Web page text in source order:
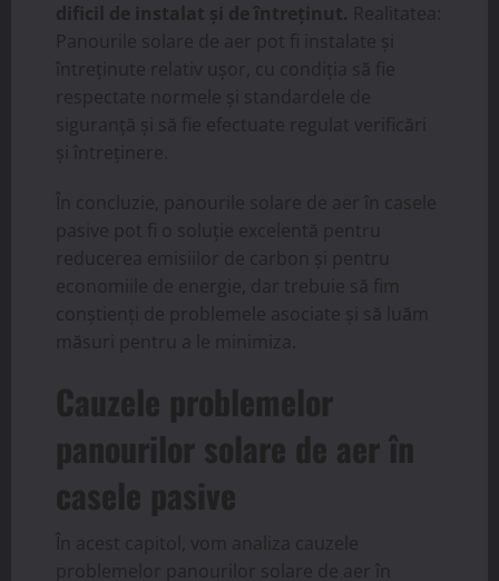
dificil de instalat și de întreținut. Realitatea:
Panourile solare de aer pot fi instalate și
întreținute relativ ușor, cu condiția să fie
respectate normele și standardele de
siguranță și să fie efectuate regulat verificări
și întreținere.
În concluzie, panourile solare de aer în casele
pasive pot fi o soluție excelentă pentru
reducerea emisiilor de carbon și pentru
economiile de energie, dar trebuie să fim
conștienți de problemele asociate și să luăm
măsuri pentru a le minimiza.
Cauzele problemelor
panourilor solare de aer în
casele pasive
În acest capitol, vom analiza cauzele
problemelor panourilor solare de aer în